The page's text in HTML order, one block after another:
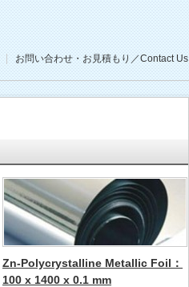
お問い合わせ・お見積もり／Contact Us
Zn-Polycrystalline Metallic Foil：
100 x 1400 x 0.1 mm